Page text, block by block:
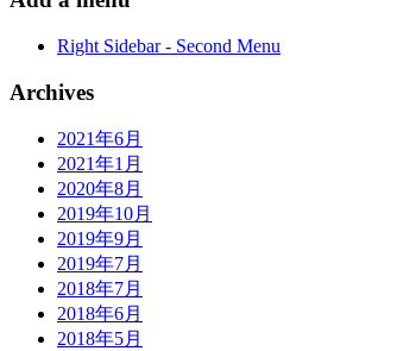
Right Sidebar - Second Menu
Archives
2021年6月
2021年1月
2020年8月
2019年10月
2019年9月
2019年7月
2018年7月
2018年6月
2018年5月